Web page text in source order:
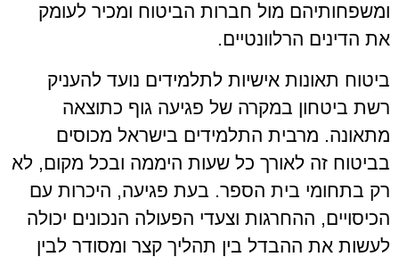
ומשפחותיהם מול חברות הביטוח ומכיר לעומק
את הדינים הרלוונטיים.
ביטוח תאונות אישיות לתלמידים נועד להעניק
רשת ביטחון במקרה של פגיעה גוף כתוצאה
מתאונה. מרבית התלמידים בישראל מכוסים
בביטוח זה לאורך כל שעות היממה ובכל מקום, לא
רק בתחומי בית הספר. בעת פגיעה, היכרות עם
הכיסויים, ההחרגות וצעדי הפעולה הנכונים יכולה
לעשות את ההבדל בין תהליך קצר ומסודר לבין